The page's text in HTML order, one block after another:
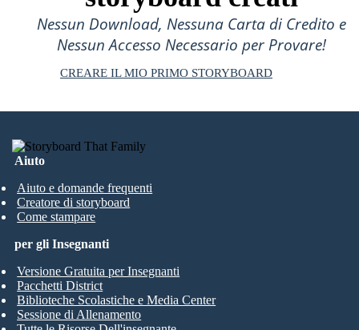
Nessun Download, Nessuna Carta di Credito e
Nessun Accesso Necessario per Provare!
CREARE IL MIO PRIMO STORYBOARD
Aiuto
Aiuto e domande frequenti
Creatore di storyboard
Come stampare
per gli Insegnanti
Versione Gratuita per Insegnanti
Pacchetti District
Biblioteche Scolastiche e Media Center
Sessione di Allenamento